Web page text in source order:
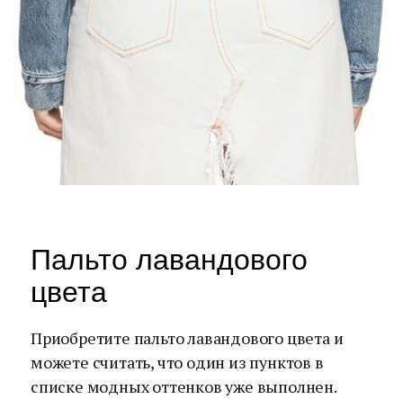
Пальто лавандового
цвета
Приобретите пальто лавандового цвета и
можете считать, что один из пунктов в
списке модных оттенков уже выполнен.